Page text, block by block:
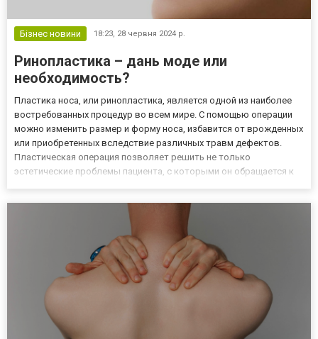
Бізнес новини 18:23, 28 червня 2024 р.
Ринопластика – дань моде или
необходимость?
Пластика носа, или ринопластика, является одной из наиболее
востребованных процедур во всем мире. С помощью операции
можно изменить размер и форму носа, избавится от врожденных
или приобретенных вследствие различных травм дефектов.
Пластическая операция позволяет решить не только
эстетические проблемы пациента, с которыми он обращается к